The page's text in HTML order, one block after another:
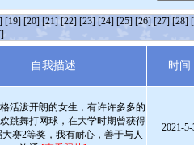
[19] [20] [21] [22] [23] [24] [25] [26] [27] [28]
自我描述 时间
活泼开朗的女生，有许许多多的
跳舞打网球，在大学时期曾获得
赛2等奖，我有耐心，善于与人
2021-5-